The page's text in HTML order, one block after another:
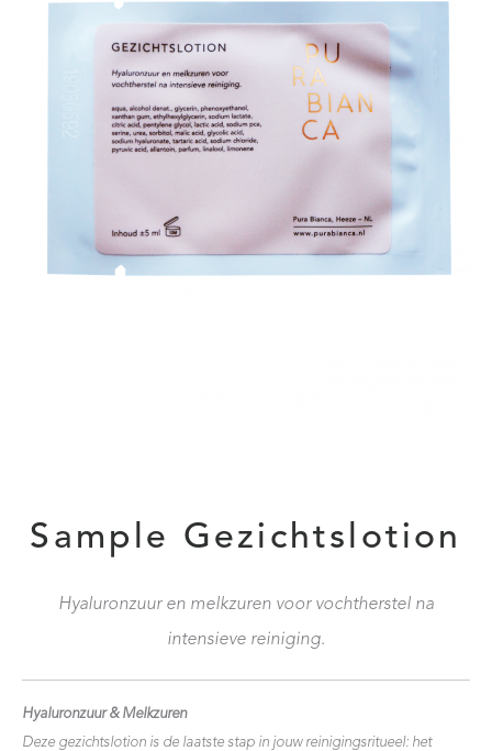
Sample Gezichtslotion
Hyaluronzuur en melkzuren voor vochtherstel na
intensieve reiniging.
Hyaluronzuur & Melkzuren
Deze gezichtslotion is de laatste stap in jouw reinigingsritueel: het